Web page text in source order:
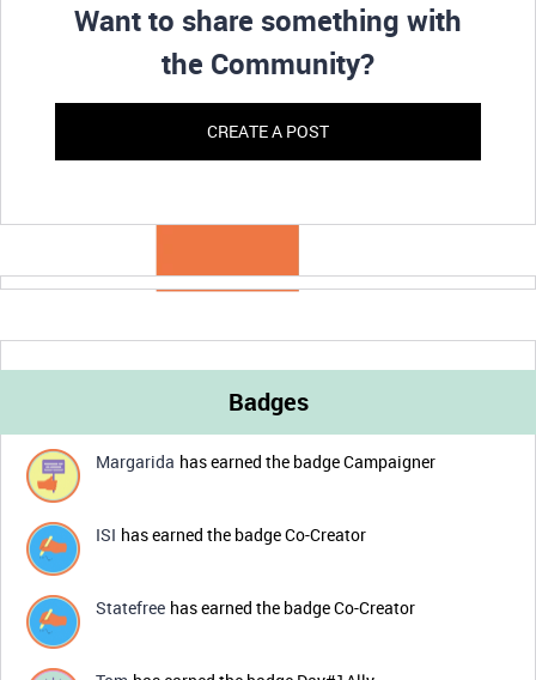
Want to share something with
the Community?
CREATE A POST
Badges
Margarida has earned the badge Campaigner
ISI has earned the badge Co-Creator
Statefree has earned the badge Co-Creator